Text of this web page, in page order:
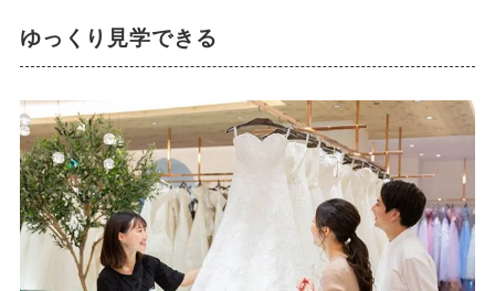
ゆっくり見学できる